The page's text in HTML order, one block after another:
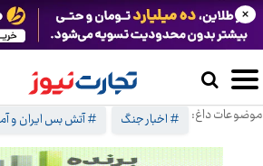
موضوعات داغ: # اخبار جنگ # آتش بس ایران و
×